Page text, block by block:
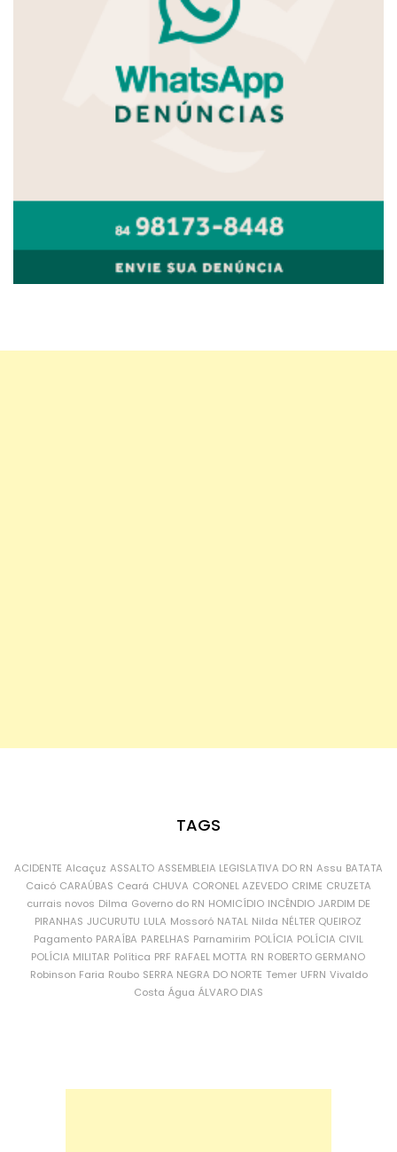
TAGS
ACIDENTE Alcaçuz ASSALTO ASSEMBLEIA LEGISLATIVA DO RN Assu BATATA
Caicó CARAÚBAS Ceará CHUVA CORONEL AZEVEDO CRIME CRUZETA
currais novos Dilma Governo do RN HOMICÍDIO INCÊNDIO JARDIM DE
PIRANHAS JUCURUTU LULA Mossoró NATAL Nilda NÉLTER QUEIROZ
Pagamento PARAÍBA PARELHAS Parnamirim POLÍCIA POLÍCIA CIVIL
POLÍCIA MILITAR Política PRF RAFAEL MOTTA RN ROBERTO GERMANO
Robinson Faria Roubo SERRA NEGRA DO NORTE Temer UFRN Vivaldo
Costa Água ÁLVARO DIAS